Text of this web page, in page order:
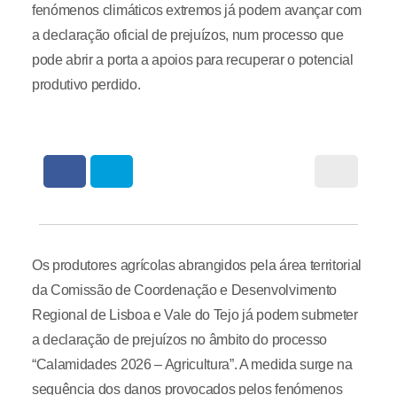
fenómenos climáticos extremos já podem avançar com
a declaração oficial de prejuízos, num processo que
pode abrir a porta a apoios para recuperar o potencial
produtivo perdido.
Os produtores agrícolas abrangidos pela área territorial
da Comissão de Coordenação e Desenvolvimento
Regional de Lisboa e Vale do Tejo já podem submeter
a declaração de prejuízos no âmbito do processo
“Calamidades 2026 – Agricultura”. A medida surge na
sequência dos danos provocados pelos fenómenos